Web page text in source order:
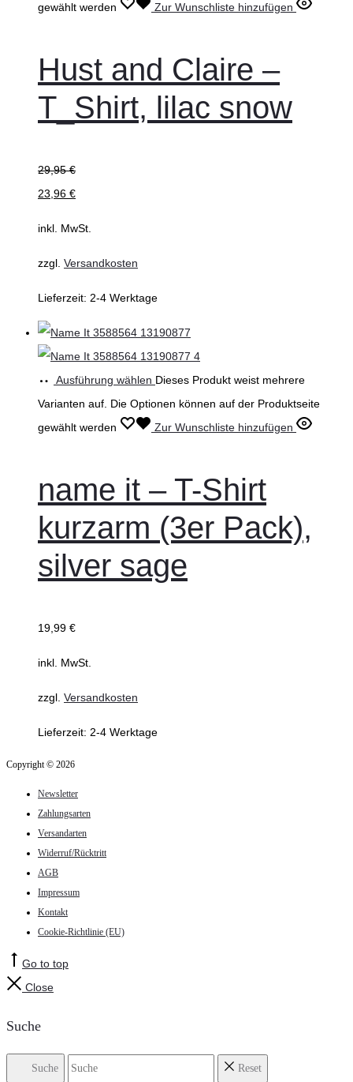
gewählt werden
Zur Wunschliste hinzufügen
Hust and Claire –
T_Shirt, lilac snow
29,95€
23,96 €
inkl. MwSt.
zzgl. Versandkosten
Lieferzeit: 2-4 Werktage
Ausführung wählen Dieses Produkt weist mehrere
Varianten auf. Die Optionen können auf der Produktseite
gewählt werden
Zur Wunschliste hinzufügen
name it – T-Shirt
kurzarm (3er Pack),
silver sage
19,99 €
inkl. MwSt.
zzgl. Versandkosten
Lieferzeit: 2-4 Werktage
Copyright © 2026
Newsletter
Zahlungsarten
Versandarten
Widerruf/Rücktritt
AGB
Impressum
Kontakt
Cookie-Richtlinie (EU)
Go to top
Close
Suche
Suche Reset